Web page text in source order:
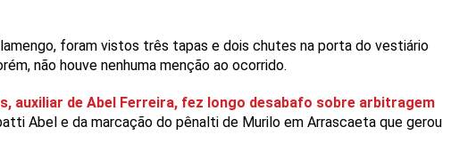
foram vistos três tapas e dois chutes na porta do vestiário
não houve nenhuma menção ao ocorrido.
auxiliar de Abel Ferreira, fez longo desabafo sobre arbitragem
Abel e da marcação do pênalti de Murilo em Arrascaeta que gerou